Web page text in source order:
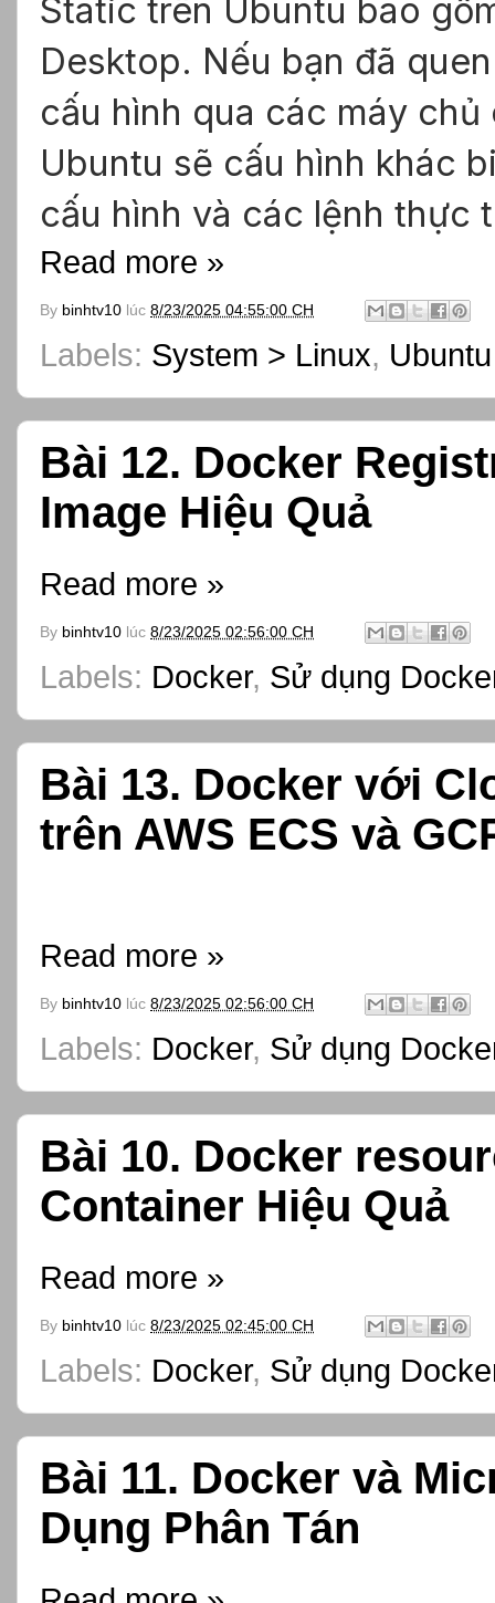
Static trên Ubuntu bao
Desktop. Nếu bạn đã
cấu hình qua các máy
Ubuntu sẽ cấu hình khác
cấu hình và các lệnh thực
Read more »
By binhtv10 lúc 8/23/2025 04:55:00 CH
Labels: System > Linux, Ubuntu
Bài 12. Docker
Image Hiệu Quả
Read more »
By binhtv10 lúc 8/23/2025 02:56:00 CH
Labels: Docker, Sử dụng
Bài 13. Docker với
trên AWS ECS và
Read more »
By binhtv10 lúc 8/23/2025 02:56:00 CH
Labels: Docker, Sử dụng
Bài 10. Docker
Container Hiệu Quả
Read more »
By binhtv10 lúc 8/23/2025 02:45:00 CH
Labels: Docker, Sử dụng
Bài 11. Docker và
Dụng Phân Tán